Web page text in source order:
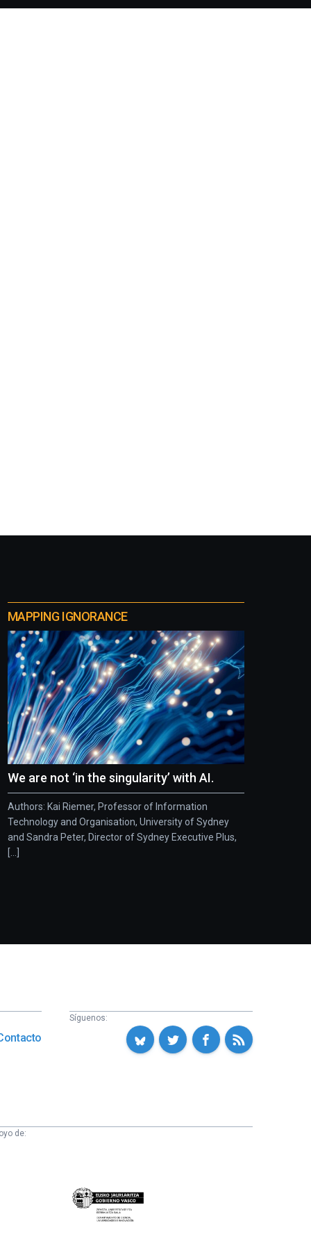
al
MAPPING IGNORANCE
We are not ‘in the singularity’ with AI.
Authors: Kai Riemer, Professor of Information
Technology and Organisation, University of Sydney
and Sandra Peter, Director of Sydney Executive Plus,
[...]
Síguenos:
de:
Eusko
Jaurlaritza